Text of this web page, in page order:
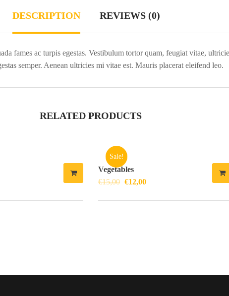
DESCRIPTION REVIEWS (0)
fames ac turpis egestas. Vestibulum tortor quam, feugiat vitae,
semper. Aenean ultricies mi vitae est. Mauris placerat eleifend leo.
RELATED PRODUCTS
Sale!
Vegetables
€15,00 €12,00